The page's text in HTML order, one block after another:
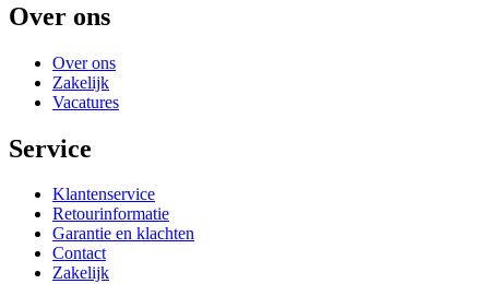
Over ons
Over ons
Zakelijk
Vacatures
Service
Klantenservice
Retourinformatie
Garantie en klachten
Contact
Zakelijk